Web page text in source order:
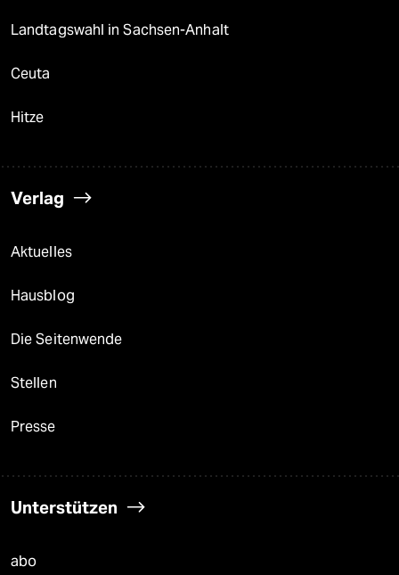
Landtagswahl in Sachsen-Anhalt
Ceuta
Hitze
Verlag
Aktuelles
Hausblog
Die Seitenwende
Stellen
Presse
Unterstützen
abo